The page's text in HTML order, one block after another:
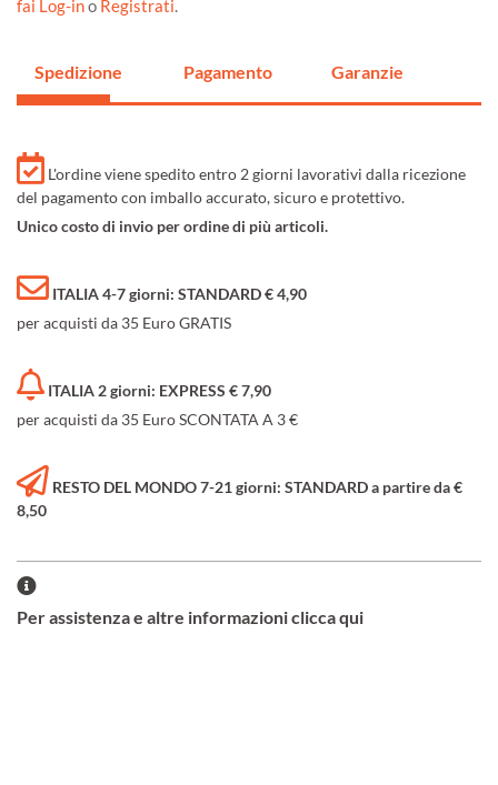
fai Log-ino Registrati.
Spedizione Pagamento Garanzie
L'ordine viene spedito entro 2 giorni lavorativi dalla ricezione
del pagamento con imballo accurato, sicuro e protettivo.
Unico costo di invio per ordine di più articoli.
ITALIA 4-7 giorni: STANDARD € 4,90
per acquisti da 35 Euro GRATIS
ITALIA 2 giorni: EXPRESS € 7,90
per acquisti da 35 Euro SCONTATA A 3 €
RESTO DEL MONDO 7-21 giorni: STANDARD a partire da €
8,50
Per assistenza e altre informazioni clicca qui